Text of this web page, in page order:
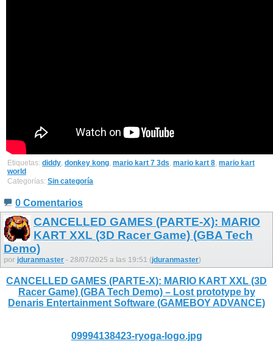
Etiquetas: diddy, donkey kong, mario kart 7 3ds, mario kart 8, mario kart
world
Categorías: Sin categoría
0 Comentarios
CANCELLED GAMES (PARTE-X): MARIO
KART XXL (3D Racer Game) (GBA Tech
Demo)
por jduranmaster - 28/07/2025 a las 19:51 (jduranmaster)
CANCELLED GAMES (PARTE-X): MARIO KART XXL (3D
Racer Game) (GBA Tech Demo) – Lost prototype by
Denaris Entertainment Software (GAMEBOY ADVANCE)
09994138423-ryoga-logo.jpg